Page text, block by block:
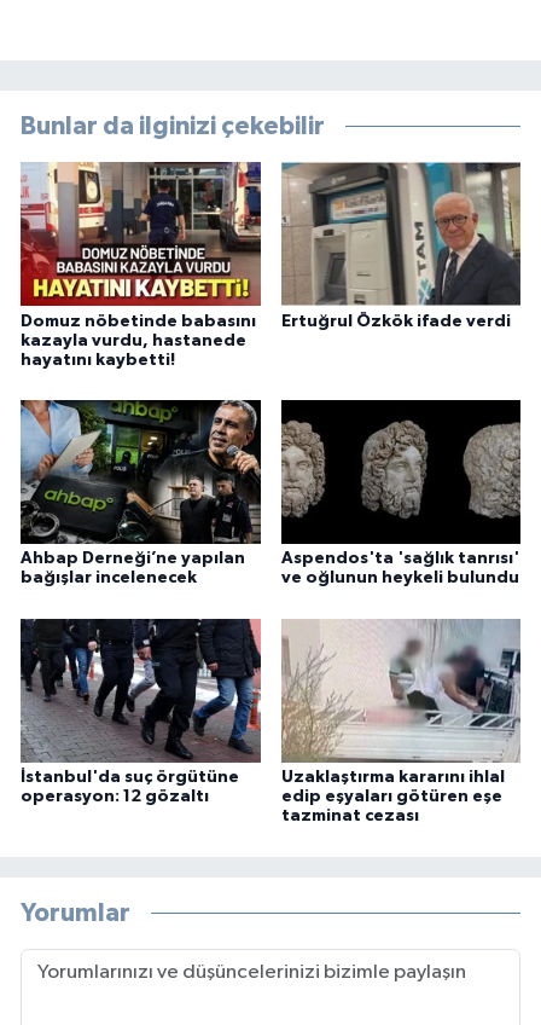
Bunlar da ilginizi çekebilir
Domuz nöbetinde babasını
kazayla vurdu, hastanede
hayatını kaybetti!
Ertuğrul Özkök ifade verdi
Ahbap Derneği’ne yapılan
bağışlar incelenecek
Aspendos'ta 'sağlık tanrısı'
ve oğlunun heykeli bulundu
İstanbul'da suç örgütüne
operasyon: 12 gözaltı
Uzaklaştırma kararını ihlal
edip eşyaları götüren eşe
tazminat cezası
Yorumlar